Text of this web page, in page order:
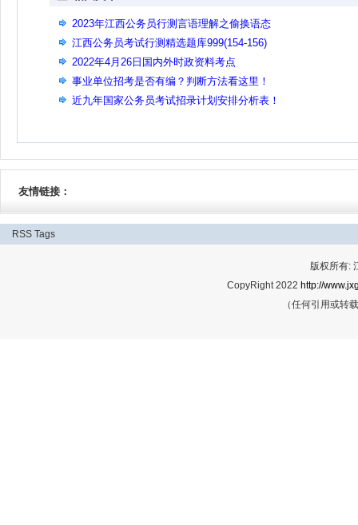
2023年江西公务员行测言语理解之偷换语态
江西公务员考试行测精选题库999(154-156)
2022年4月26日国内外时政资料考点
事业单位招考是否有编？判断方法看这里！
近九年国家公务员考试招录计划安排分析表！
友情链接：
RSS Tags
版权所有:
CopyRight 2022 http://
（任何引用或转